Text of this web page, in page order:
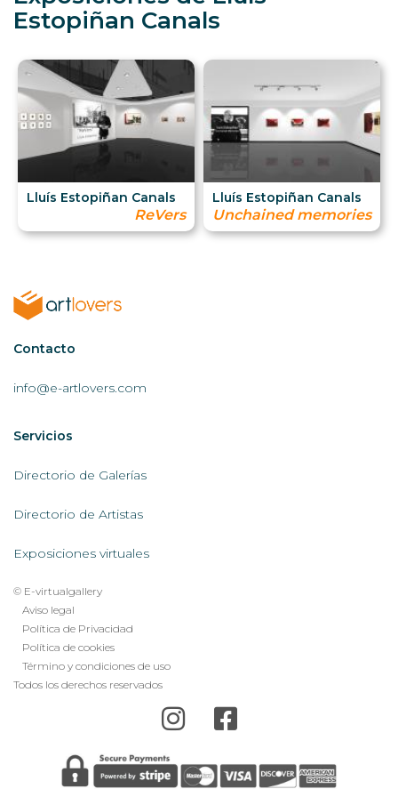
Estopiñan Canals
Lluís Estopiñan Canals
ReVers
Lluís Estopiñan Canals
Unchained memories
Contactar
AL
Contacto
info@e-artlovers.com
Servicios
AL
Servicios
Directorio de Galerías
Directorio de Artistas
Exposiciones virtuales
Legal
footer
menu
© E-virtualgallery
Aviso legal
Política de Privacidad
Política de cookies
Término y condiciones de uso
Todos los derechos reservados